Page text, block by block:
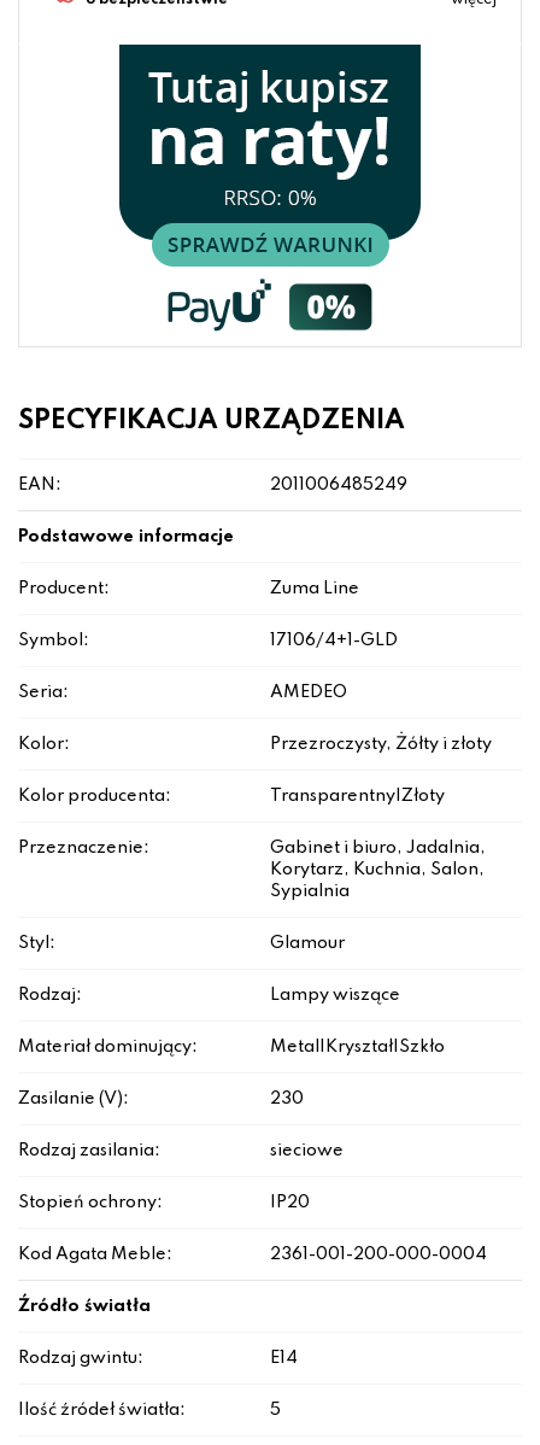
SPECYFIKACJA URZĄDZENIA
EAN: 2011006485249
Podstawowe informacje
Producent: Zuma Line
Symbol: 17106/4+1-GLD
Seria: AMEDEO
Kolor: Przezroczysty, Żółty i złoty
Kolor producenta: Transparentny|Złoty
Przeznaczenie:
Gabinet i biuro, Jadalnia,
Korytarz, Kuchnia, Salon,
Sypialnia
Styl: Glamour
Rodzaj: Lampy wiszące
Materiał dominujący: Metal|Kryształ|Szkło
Zasilanie (V): 230
Rodzaj zasilania: sieciowe
Stopień ochrony: IP20
Kod Agata Meble: 2361-001-200-000-0004
Źródło światła
Rodzaj gwintu: E14
Ilość źródeł światła: 5